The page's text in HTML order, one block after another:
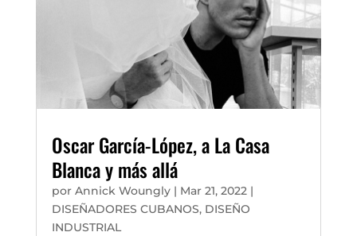
Oscar García-López, a La Casa
Blanca y más allá
por Annick Woungly| Mar 21, 2022|
DISEÑADORES CUBANOS, DISEÑO
INDUSTRIAL